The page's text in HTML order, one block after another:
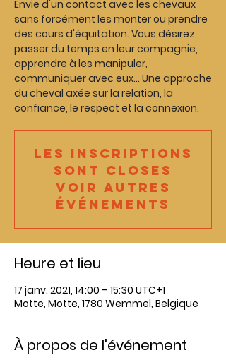
Envie d'un contact avec les chevaux
sans forcément les monter ou prendre
des cours d'équitation. Vous désirez
passer du temps en leur compagnie,
apprendre à les manipuler,
communiquer avec eux... Une approche
du cheval axée sur la relation, la
confiance, le respect et la connexion.
Les inscriptions
sont closes
Voir autres
événements
Heure et lieu
17 janv. 2021, 14:00 – 15:30 UTC+1
Motte, Motte, 1780 Wemmel, Belgique
À propos de l'événement